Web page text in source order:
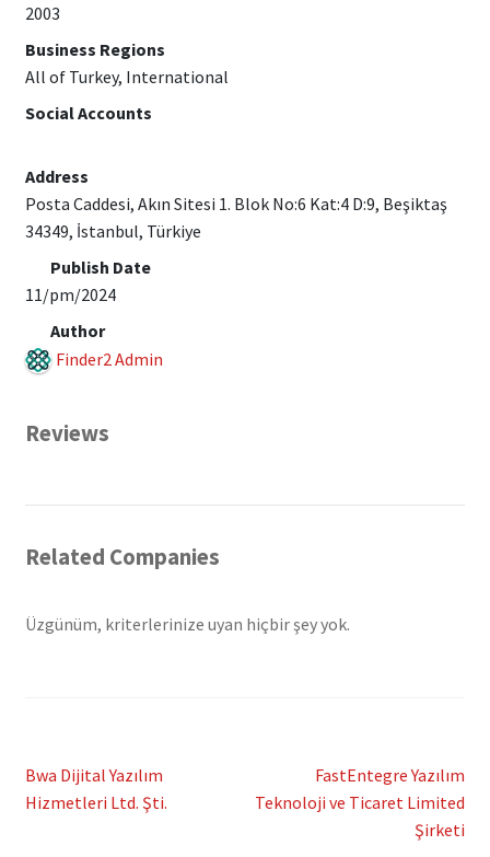
2003
Business Regions
All of Turkey, International
Social Accounts
Address
Posta Caddesi, Akın Sitesi 1. Blok No:6 Kat:4 D:9, Beşiktaş
34349, İstanbul, Türkiye
Publish Date
11/pm/2024
Author
Finder2 Admin
Reviews
Related Companies
Üzgünüm, kriterlerinize uyan hiçbir şey yok.
Yazı
gezinmesi
Önceki
yazı:
Bwa Dijital Yazılım
Hizmetleri Ltd. Şti.
Sonraki
yazı:
FastEntegre Yazılım
Teknoloji ve Ticaret Limited
Şirketi